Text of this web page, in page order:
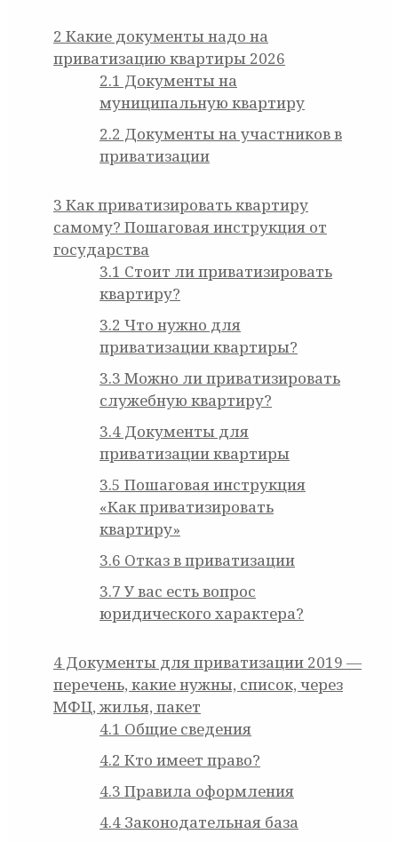
2 Какие документы надо на
приватизацию квартиры 2026
2.1 Документы на
муниципальную квартиру
2.2 Документы на участников в
приватизации
3 Как приватизировать квартиру
самому? Пошаговая инструкция от
государства
3.1 Стоит ли приватизировать
квартиру?
3.2 Что нужно для
приватизации квартиры?
3.3 Можно ли приватизировать
служебную квартиру?
3.4 Документы для
приватизации квартиры
3.5 Пошаговая инструкция
«Как приватизировать
квартиру»
3.6 Отказ в приватизации
3.7 У вас есть вопрос
юридического характера?
4 Документы для приватизации 2019 —
перечень, какие нужны, список, через
МФЦ, жилья, пакет
4.1 Общие сведения
4.2 Кто имеет право?
4.3 Правила оформления
4.4 Законодательная база